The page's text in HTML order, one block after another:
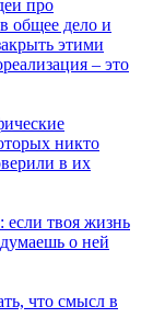
про
общее дело и
этими
– это
никто
в их
твоя жизнь
думаешь о ней
что смысл в